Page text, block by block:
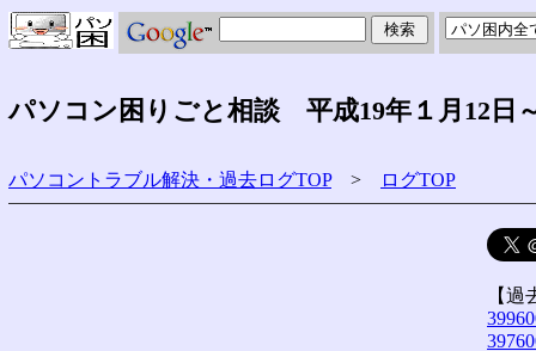
パソコン困りごと相談 平成19年１月12日
パソコントラブル解決・過去ログTOP> ログTOP
【